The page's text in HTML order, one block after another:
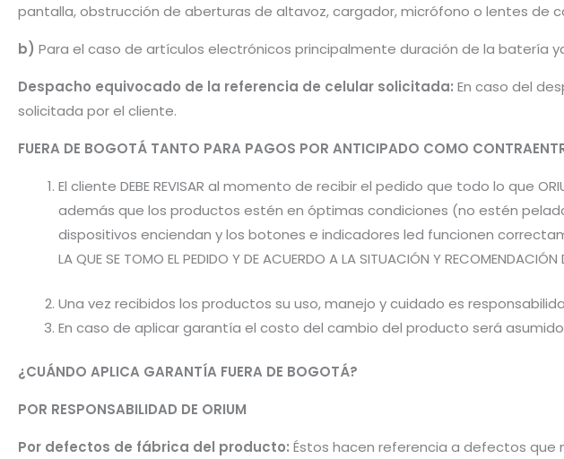
pantalla, obstrucción de aberturas de altavoz, cargador, micrófono o lentes de
b) Para el caso de artículos electrónicos principalmente duración de la batería
Despacho equivocado de la referencia de celular solicitada: En caso del
solicitada por el cliente.
FUERA DE BOGOTÁ TANTO PARA PAGOS POR ANTICIPADO COMO
El cliente DEBE REVISAR al momento de recibir el pedido que todo lo
además que los productos estén en óptimas condiciones (no estén
dispositivos enciendan y los botones e indicadores led funcionen correctamente.
LA QUE SE TOMO EL PEDIDO Y DE ACUERDO A LA SITUACIÓN Y RECOMENDACIÓN
Una vez recibidos los productos su uso, manejo y cuidado es
En caso de aplicar garantía el costo del cambio del producto será asumido
¿CUÁNDO APLICA GARANTÍA FUERA DE BOGOTÁ?
POR RESPONSABILIDAD DE ORIUM
Por defectos de fábrica del producto: Éstos hacen referencia a defectos que